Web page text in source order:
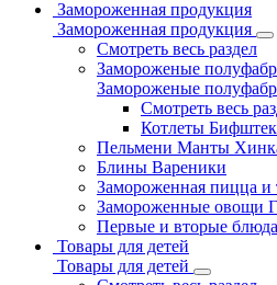
Замороженная продукция
Замороженная продукция
Смотреть весь раздел
Замороженые
Замороженые
Смотреть весь
Котлеты
Пельмени Манты
Блины Вареники
Замороженная пицца и
Замороженные овощи
Первые и вторые блюда
Товары для детей
Товары для детей